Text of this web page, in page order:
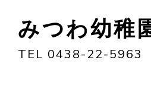
みつわ幼稚
TEL 0438-22-5963